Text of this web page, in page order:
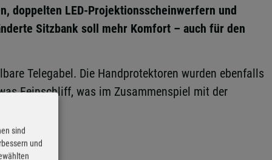
doppelten LED-Projektionsscheinwerfern und
Sitzbank soll mehr Komfort – auch für den
Telegabel. Die Handprotektoren wurden ebenfalls
Feinschliff, was im Zusammenspiel mit der
sind
und